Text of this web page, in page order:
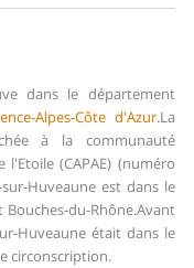
dans le département
Alpes-Côte d'Azur.La
à la communauté
(CAPAE) (numéro
Huveaune est dans le
du-Rhône.Avant
Huveaune était dans le
circonscription.